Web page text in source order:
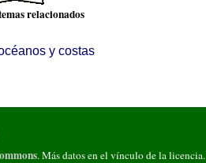
relacionados
y costas
. Más datos en el vínculo de la licencia.